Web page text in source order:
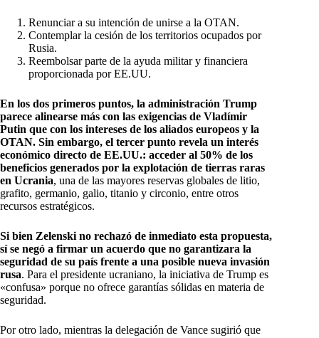
Renunciar a su intención de unirse a la OTAN.
Contemplar la cesión de los territorios ocupados por
Rusia.
Reembolsar parte de la ayuda militar y financiera
proporcionada por EE.UU.
En los dos primeros puntos, la administración Trump
parece alinearse más con las exigencias de Vladímir
Putin que con los intereses de los aliados europeos y la
OTAN. Sin embargo, el tercer punto revela un interés
económico directo de EE.UU.: acceder al 50% de los
beneficios generados por la explotación de tierras raras
en Ucrania, una de las mayores reservas globales de litio,
grafito, germanio, galio, titanio y circonio, entre otros
recursos estratégicos.
Si bien Zelenski no rechazó de inmediato esta propuesta,
sí se negó a firmar un acuerdo que no garantizara la
seguridad de su país frente a una posible nueva invasión
rusa. Para el presidente ucraniano, la iniciativa de Trump es
«confusa» porque no ofrece garantías sólidas en materia de
seguridad.
Por otro lado, mientras la delegación de Vance sugirió que